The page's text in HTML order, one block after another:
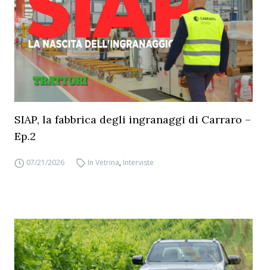
SIAP, la fabbrica degli ingranaggi di Carraro –
Ep.2
07/21/2026 In Vetrina, Interviste